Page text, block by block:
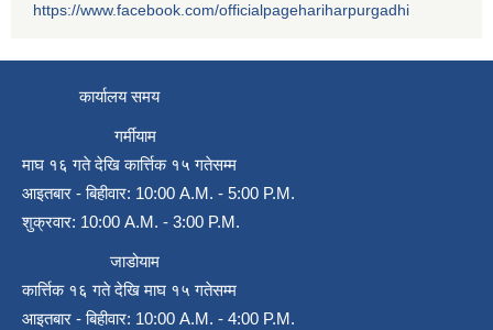
https://www.facebook.com/officialpagehariharpurgadhi
कार्यालय समय
गर्मीयाम
माघ १६ गते देखि कार्त्तिक १५ गतेसम्म
आइतबार - बिहीवार: 10:00 A.M. - 5:00 P.M.
शुक्रवार: 10:00 A.M. - 3:00 P.M.
जाडोयाम
कार्त्तिक १६ गते देखि माघ १५ गतेसम्म
आइतबार - बिहीवार: 10:00 A.M. - 4:00 P.M.